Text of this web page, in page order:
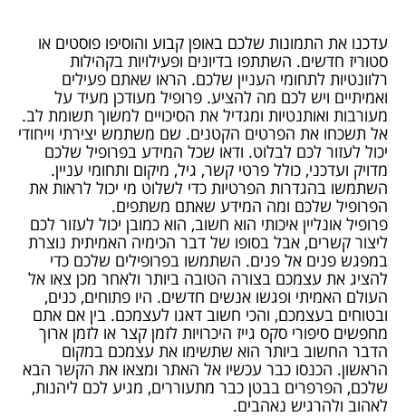
עדכנו את התמונות שלכם באופן קבוע והוסיפו פוסטים או
סטוריז חדשים. השתתפו בדיונים ופעילויות בקהילות
רלוונטיות לתחומי העניין שלכם. הראו שאתם פעילים
ואמיתיים ויש לכם מה להציע. פרופיל מעודכן מעיד על
מעורבות ואותנטיות ומגדיל את הסיכויים למשוך תשומת לב.
אל תשכחו את הפרטים הקטנים. שם משתמש יצירתי וייחודי
יכול לעזור לכם לבלוט. ודאו שכל המידע בפרופיל שלכם
מדויק ועדכני, כולל פרטי קשר, גיל, מיקום ותחומי עניין.
השתמשו בהגדרות הפרטיות כדי לשלוט מי יכול לראות את
הפרופיל שלכם ומה המידע שאתם משתפים.
פרופיל אונליין איכותי הוא חשוב, הוא כמובן יכול לעזור לכם
ליצור קשרים, אבל בסופו של דבר הכימיה האמיתית נוצרת
במפגש פנים אל פנים. השתמשו בפרופילים שלכם כדי
להציג את עצמכם בצורה הטובה ביותר ולאחר מכן צאו אל
העולם האמיתי ופגשו אנשים חדשים. היו פתוחים, כנים,
ובטוחים בעצמכם, והכי חשוב דאגו לעצמכם. בין אם אתם
מחפשים סיפורי סקס גייז היכרויות לזמן קצר או לזמן ארוך
הדבר החשוב ביותר הוא שתשימו את עצמכם במקום
הראשון. הכנסו כבר עכשיו אל האתר ומצאו את הקשר הבא
שלכם, הפרפרים בבטן כבר מתעוררים, מגיע לכם ליהנות,
לאהוב ולהרגיש נאהבים.